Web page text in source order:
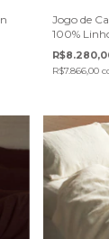
Jogo de
100%
R$7.866,00